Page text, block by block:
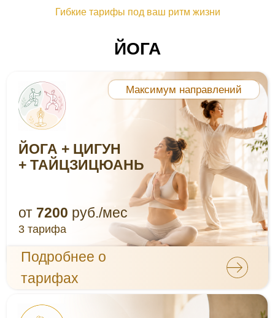
Гибкие тарифы под ваш ритм жизни
Подробнее о
+ ТАЙЦЗИЦЮАНЬ
7200 руб./мес
3 тарифа
Подробнее о
ЙОГА
все направления
от7200руб./мес
3 тарифа